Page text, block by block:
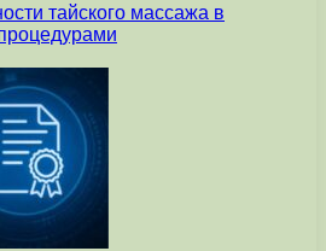
тайского массажа в